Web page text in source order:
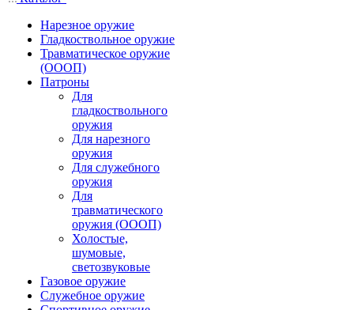
Нарезное оружие
Гладкоствольное оружие
Травматическое оружие
(ОООП)
Патроны
Для
гладкоствольного
оружия
Для нарезного
оружия
Для служебного
оружия
Для
травматического
оружия (ОООП)
Холостые,
шумовые,
светозвуковые
Газовое оружие
Служебное оружие